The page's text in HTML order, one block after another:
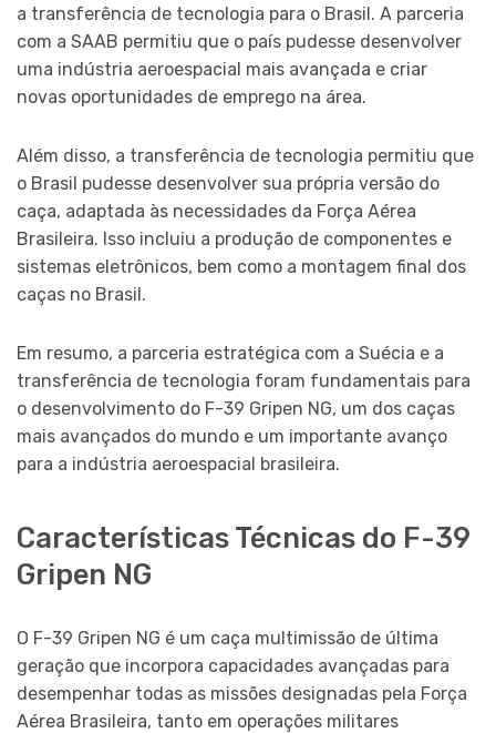
a transferência de tecnologia para o Brasil. A parceria
com a SAAB permitiu que o país pudesse desenvolver
uma indústria aeroespacial mais avançada e criar
novas oportunidades de emprego na área.
Além disso, a transferência de tecnologia permitiu que
o Brasil pudesse desenvolver sua própria versão do
caça, adaptada às necessidades da Força Aérea
Brasileira. Isso incluiu a produção de componentes e
sistemas eletrônicos, bem como a montagem final dos
caças no Brasil.
Em resumo, a parceria estratégica com a Suécia e a
transferência de tecnologia foram fundamentais para
o desenvolvimento do F-39 Gripen NG, um dos caças
mais avançados do mundo e um importante avanço
para a indústria aeroespacial brasileira.
Características Técnicas do F-39
Gripen NG
O F-39 Gripen NG é um caça multimissão de última
geração que incorpora capacidades avançadas para
desempenhar todas as missões designadas pela Força
Aérea Brasileira, tanto em operações militares